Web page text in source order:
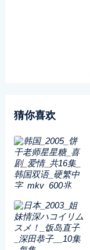
猜你喜欢